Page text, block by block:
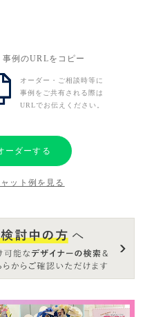
事例のURLをコピー
オーダー・ご相談時等に
事例をご共有される際は
URLでお伝えください。
ーダーする
ット例を見る